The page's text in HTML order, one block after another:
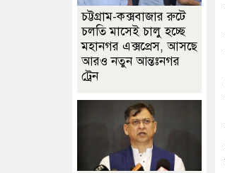
চট্টগ্রাম-কক্সবাজার রুটে
চলতি মাসেই চালু হচ্ছে
মহানগর এক্সপ্রেস, আসছে
আরও নতুন আন্তঃনগর
ট্রেন